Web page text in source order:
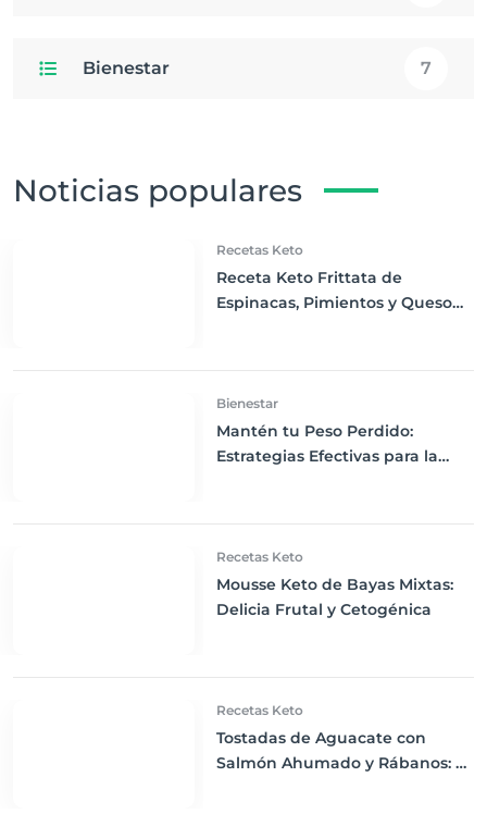
Bienestar 7
Noticias populares
Recetas Keto
Receta Keto Frittata de
Espinacas, Pimientos y Queso
Bienestar
Mantén tu Peso Perdido:
Estrategias Efectivas para la
Recetas Keto
Mousse Keto de Bayas Mixtas:
Delicia Frutal y Cetogénica
Recetas Keto
Tostadas de Aguacate con
Salmón Ahumado y Rábanos: El